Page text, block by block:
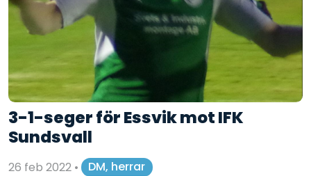
3-1-seger för Essvik mot IFK
Sundsvall
26 feb 2022 •
DM, herrar